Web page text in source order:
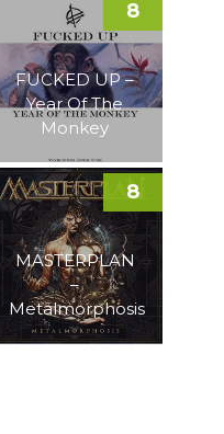
FUCKED UP –
Year Of The
Monkey
8
MASTERPLAN
–
Metalmorphosis
8